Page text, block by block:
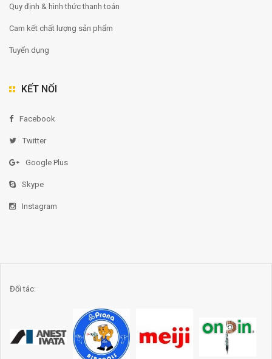
Quy định & hình thức thanh toán
Cam kết chất lượng sản phẩm
Tuyển dụng
KẾT NỐI
Facebook
Twitter
Google Plus
Skype
Instagram
Đối tác: